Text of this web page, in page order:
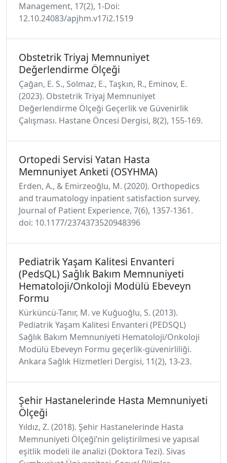
Management, 17(2), 1-Doi:
12.10.24083/apjhm.v17i2.1519
Obstetrik Triyaj Memnuniyet
Değerlendirme Ölçeği
Çağan, E. S., Solmaz, E., Taşkın, R., Eminov, E.
(2023). Obstetrik Triyaj Memnuniyet
Değerlendirme Ölçeği Geçerlik ve Güvenirlik
Çalışması. Hastane Öncesi Dergisi, 8(2), 155-169.
Ortopedi Servisi Yatan Hasta
Memnuniyet Anketi (OSYHMA)
Erden, A., & Emirzeoğlu, M. (2020). Orthopedics
and traumatology inpatient satisfaction survey.
Journal of Patient Experience, 7(6), 1357-1361.
doi: 10.1177/2374373520948396
Pediatrik Yaşam Kalitesi Envanteri
(PedsQL) Sağlık Bakım Memnuniyeti
Hematoloji/Onkoloji Modülü Ebeveyn
Formu
Kürküncü-Tanır, M. ve Kuğuoğlu, S. (2013).
Pediatrik Yaşam Kalitesi Envanteri (PEDSQL)
Sağlık Bakım Memnuniyeti Hematoloji/Onkoloji
Modülü Ebeveyn Formu geçerlik-güvenirliliği.
Ankara Sağlık Hizmetleri Dergisi, 11(2), 13-23.
Şehir Hastanelerinde Hasta Memnuniyeti
Ölçeği
Yıldız, Z. (2018). Şehir Hastanelerinde Hasta
Memnuniyeti Ölçeği’nin geliştirilmesi ve yapısal
eşitlik modeli ile analizi (Doktora Tezi). Sivas